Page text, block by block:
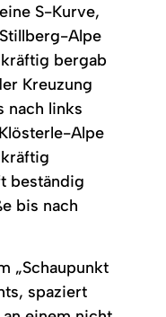
S-Kurve,
Alpe
bergab
Kreuzung
nach links
Alpe
beständig
bis nach
„Schaupunkt
spaziert